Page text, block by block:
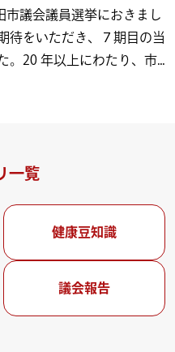
議会議員選挙におきまし
待をいただき、７期目の当
。20 年以上にわたり、市...
一覧
健康豆知識
議会報告